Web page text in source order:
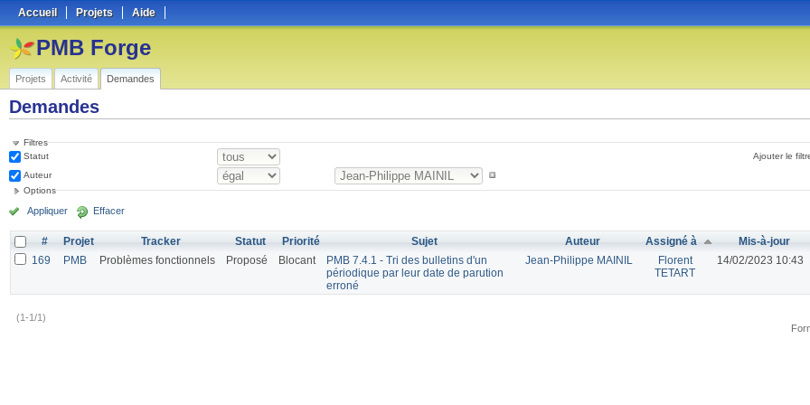
Accueil Projets Aide
PMB Forge
Projets Activité Demandes
Demandes
Filtres
Statut
Auteur
Ajouter le
Options
Appliquer Effacer
# Projet Tracker Statut Priorité Sujet Auteur Assigné à
Mis-à-jour
169
PMB Problèmes fonctionnels Proposé Blocant
PMB 7.4.1 - Tri des bulletins d'un
périodique par leur date de parution
erroné
Jean-Philippe MAINIL
Florent
TETART
14/02/2023 10:43
(1-1/1)